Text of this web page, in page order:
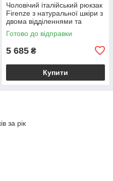
Чоловічий італійський рюкзак
Firenze з натуральної шкіри з
двома відділеннями та
фронтальною кишенею,
чорний VL2220-05-31
Готово до відправки
5 685 ₴
Купити
за рік